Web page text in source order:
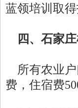
蓝领培训取得
四、石家
所有农业户
费，住宿费